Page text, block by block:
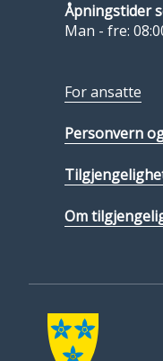
Åpningstider
Man - fre:
For ansatte
Personvern
Om